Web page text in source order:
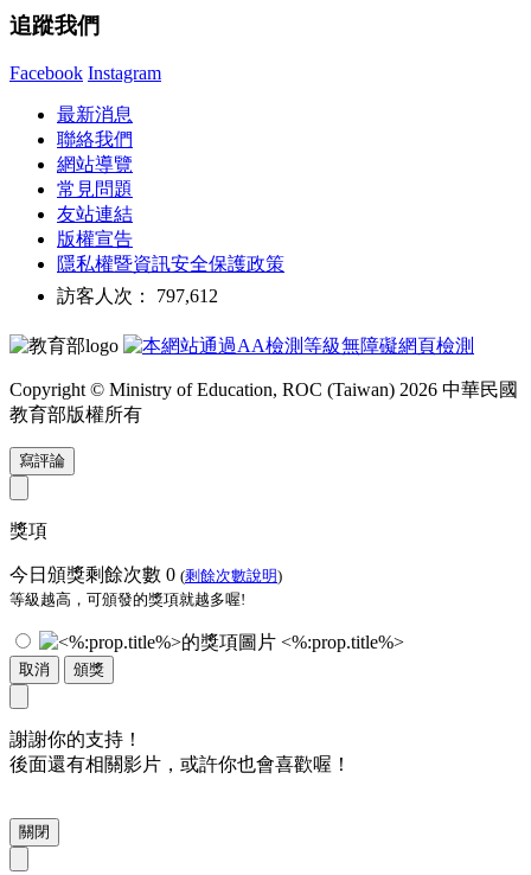
追蹤我們
Facebook Instagram
最新消息
聯絡我們
網站導覽
常見問題
友站連結
版權宣告
隱私權暨資訊安全保護政策
訪客人次： 797,612
Copyright © Ministry of Education, ROC (Taiwan) 2026 中華民國
教育部版權所有
寫評論
獎項
今日頒獎剩餘次數 0 (剩餘次數說明)
等級越高，可頒發的獎項就越多喔!
<%:prop.title%>
取消 頒獎
謝謝你的支持！
後面還有相關影片，或許你也會喜歡喔！
關閉